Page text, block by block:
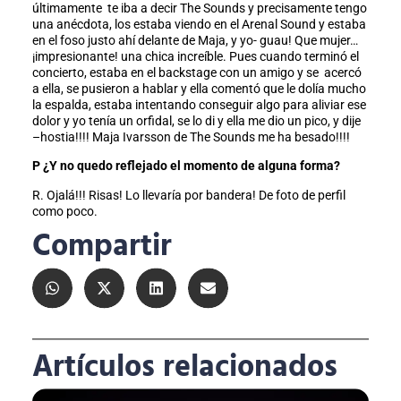
últimamente te iba a decir The Sounds y precisamente tengo
una anécdota, los estaba viendo en el Arenal Sound y estaba
en el foso justo ahí delante de Maja, y yo- guau! Que mujer…
¡impresionante! una chica increíble. Pues cuando terminó el
concierto, estaba en el backstage con un amigo y se acercó
a ella, se pusieron a hablar y ella comentó que le dolía mucho
la espalda, estaba intentando conseguir algo para aliviar ese
dolor y yo tenía un orfidal, se lo di y ella me dio un pico, y dije
–hostia!!!! Maja Ivarsson de The Sounds me ha besado!!!!
P ¿Y no quedo reflejado el momento de alguna forma?
R. Ojalá!!! Risas! Lo llevaría por bandera! De foto de perfil
como poco.
Compartir
Artículos relacionados